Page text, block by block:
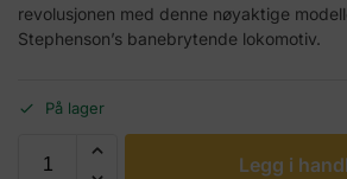
revolusjonen med denne nøyaktige
Stephenson’s banebrytende lokomotiv.
På lager
Legg i